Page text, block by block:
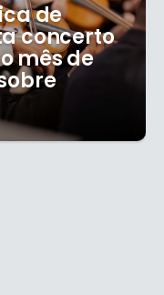
de
concerto
mês de